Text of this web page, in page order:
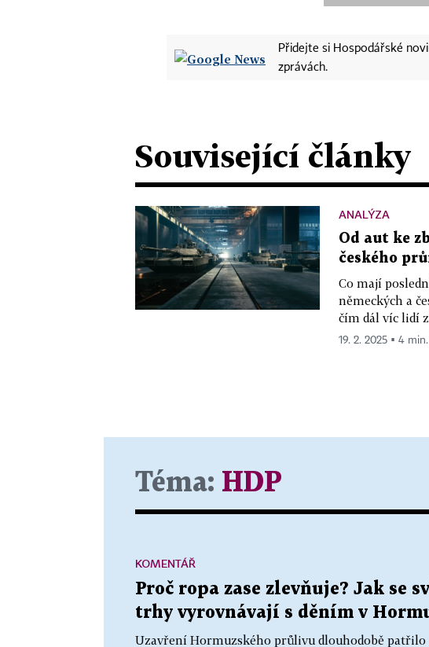
Přidejte si Hospodářské
zprávách.
Související články
ANALÝZA
Od aut ke
českého
Co mají
německých a
čím dál víc lidí
19. 2. 2025 ▪ 4
Téma: HDP
Proč ropa zase zlevňuje? Jak se
trhy vyrovnávají s děním v
Uzavření Hormuzského průlivu dlouhodobě
KOMENTÁŘ